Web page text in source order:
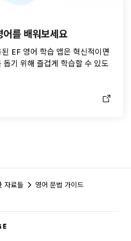
어를 배워보세요
EF 영어 학습 앱은 혁신적이면
돕기 위해 즐겁게 학습할 수 있도
자료들
영어 문법 가이드